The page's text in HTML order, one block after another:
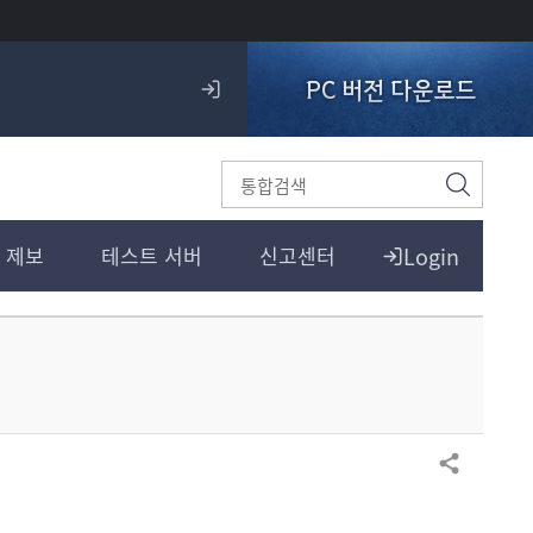
로
PC 버전 다운로드
검
색
Login
보 테스트 서버 신고센터
공유하기